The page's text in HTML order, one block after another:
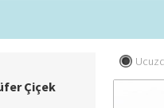
Çiçek